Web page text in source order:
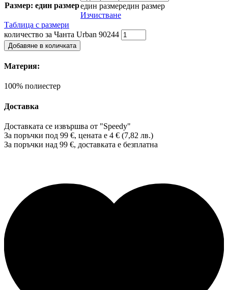
Размер: един размередин размередин размер
Изчистване
Таблица с размери
количество за Чанта Urban 90244
Добавяне в количката
Материя:
100% полиестер
Доставка
Доставката се извършва от "Speedy"
За поръчки под 99 €, цената е 4 € (7,82 лв.)
За поръчки над 99 €, доставката е безплатна